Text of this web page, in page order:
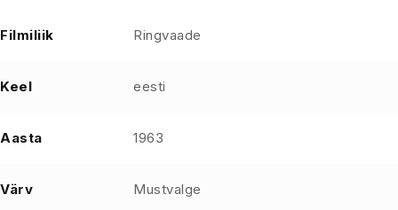
Filmiliik Ringvaade
Keel eesti
Aasta 1963
Värv Mustvalge